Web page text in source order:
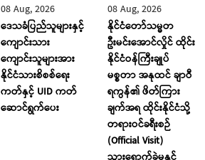
08 Aug, 2026
ဒေသခံပြည်သူများနှင့်
ကျောင်းသား
ကျောင်းသူများအား
နိုင်ငံသားစိစစ်ရေး
ကတ်နှင့် UID ကတ်
ဆောင်ရွက်ပေး
08 Aug, 2026
နိုင်ငံတော်သမ္မတ
ဦးမင်းအောင်လှိုင် ထိုင်း
နိုင်ငံဝန်ကြီးချုပ်
မစ္စတာ အနုထင် ချာဝီ
ရကွန်၏ ဖိတ်ကြား
ချက်အရ ထိုင်းနိုင်ငံသို့
တရားဝင်ခရီးစဉ်
(Official Visit)